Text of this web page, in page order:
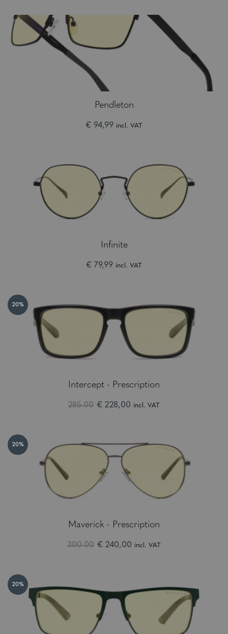
Pendleton
€ 94,99 incl. VAT
Infinite
€ 79,99 incl. VAT
20%
Intercept - Prescription
285.00 € 228,00 incl. VAT
20%
Maverick - Prescription
300.00 € 240,00 incl. VAT
20%